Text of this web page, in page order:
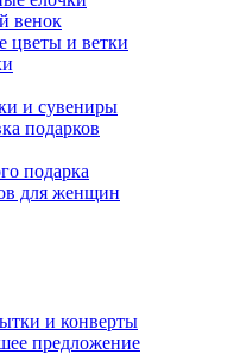
венок
цветы и ветки
и сувениры
подарков
подарка
для женщин
и конверты
предложение